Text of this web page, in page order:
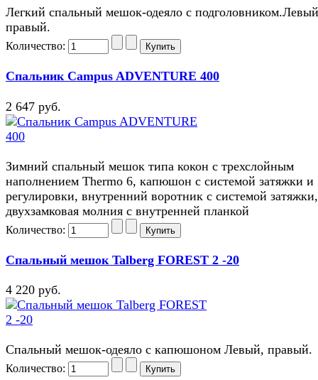
Легкий спальный мешок-одеяло с
правый.
Количество:
Спальник Campus ADVENTURE 400
2 647 руб.
Зимний спальный мешок типа кокон с трехслойным
наполнением Thermo 6, капюшон с системой затяжки и
регулировки, внутренний воротник с системой затяжки,
двухзамковая молния с внутренней планкой
Количество:
Спальный мешок Talberg FOREST 2 -20
4 220 руб.
Спальный мешок-одеяло с капюшоном Левый, правый.
Количество: